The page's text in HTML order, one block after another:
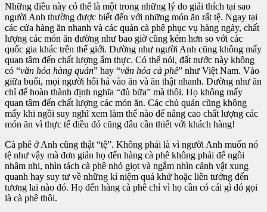
Những điều này có thể là một trong những lý do giải thích tại sao
người Anh thường được biết đến với những món ăn rất tệ. Ngay tại
các cửa hàng ăn nhanh và các quán cà phê phục vụ hàng ngày, chất
lượng các món ăn dường như bao giờ cũng kém hơn so với các
quốc gia khác trên thế giới. Dường như người Anh cũng không mấy
quan tâm đến chất lượng ẩm thực. Có thể nói, đất nước này không
có “văn hóa hàng quán” hay “văn hóa cà phê” như Việt Nam. Vào
giữa buổi, mọi người hối hả vào ăn và ăn thật nhanh. Dường như ăn
chỉ để hoàn thành định nghĩa “đủ bữa” mà thôi. Họ không mấy
quan tâm đến chất lượng các món ăn. Các chủ quán cũng không
mấy khi ngồi suy nghĩ xem làm thế nào để nâng cao chất lượng các
món ăn vì thực tế điều đó cũng đâu cần thiết với khách hàng!
Cà phê ở Anh cũng thật “tệ”. Không phải là vì người Anh muốn nó
tệ như vậy mà đơn giản họ đến hàng cà phê không phải để ngồi
nhâm nhi, nhìn tách cà phê nhỏ giọt và ngắm nhìn cảnh vật xung
quanh hay suy tư về những kỉ niệm quá khứ hoặc liên tưởng đến
tương lai nào đó. Họ đến hàng cà phê chỉ vì họ cần có cái gì đó gọi
là cà phê thôi.